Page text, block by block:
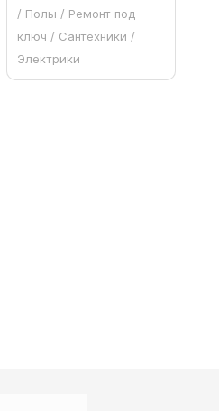
/ Полы / Ремонт под
ключ / Сантехники /
Электрики